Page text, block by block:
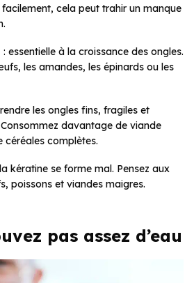
cela peut trahir un manque
: essentielle à la croissance des ongles.
les amandes, les épinards ou les
les ongles fins, fragiles et
davantage de viande
céréales complètes.
kératine se forme mal. Pensez aux
poissons et viandes maigres.
pas assez d’eau